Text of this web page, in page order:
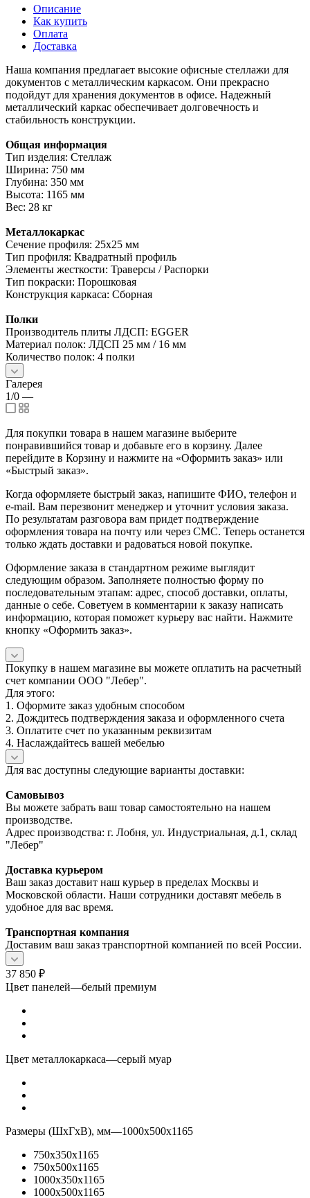
Описание
Как купить
Оплата
Доставка
Наша компания предлагает высокие офисные стеллажи для
документов с металлическим каркасом. Они прекрасно
подойдут для хранения документов в офисе. Надежный
металлический каркас обеспечивает долговечность и
стабильность конструкции.
Общая информация
Тип изделия: Стеллаж
Ширина: 750 мм
Глубина: 350 мм
Высота: 1165 мм
Вес: 28 кг
Металлокаркас
Сечение профиля: 25х25 мм
Тип профиля: Квадратный профиль
Элементы жесткости: Траверсы / Распорки
Тип покраски: Порошковая
Конструкция каркаса: Сборная
Полки
Производитель плиты ЛДСП: EGGER
Материал полок: ЛДСП 25 мм / 16 мм
Количество полок: 4 полки
Галерея
1/0 —
Для покупки товара в нашем магазине выберите
понравившийся товар и добавьте его в корзину. Далее
перейдите в Корзину и нажмите на «Оформить заказ» или
«Быстрый заказ».
Когда оформляете быстрый заказ, напишите ФИО, телефон и
e-mail. Вам перезвонит менеджер и уточнит условия заказа.
По результатам разговора вам придет подтверждение
оформления товара на почту или через СМС. Теперь останется
только ждать доставки и радоваться новой покупке.
Оформление заказа в стандартном режиме выглядит
следующим образом. Заполняете полностью форму по
последовательным этапам: адрес, способ доставки, оплаты,
данные о себе. Советуем в комментарии к заказу написать
информацию, которая поможет курьеру вас найти. Нажмите
кнопку «Оформить заказ».
Покупку в нашем магазине вы можете оплатить на расчетный
счет компании ООО "Лебер".
Для этого:
1. Оформите заказ удобным способом
2. Дождитесь подтверждения заказа и оформленного счета
3. Оплатите счет по указанным реквизитам
4. Наслаждайтесь вашей мебелью
Для вас доступны следующие варианты доставки:
Самовывоз
Вы можете забрать ваш товар самостоятельно на нашем
производстве.
Адрес производства: г. Лобня, ул. Индустриальная, д.1, склад
"Лебер"
Доставка курьером
Ваш заказ доставит наш курьер в пределах Москвы и
Московской области. Наши сотрудники доставят мебель в
удобное для вас время.
Транспортная компания
Доставим ваш заказ транспортной компанией по всей России.
37 850 ₽
Цвет панелей—белый премиум
Цвет металлокаркаса—серый муар
Размеры (ШхГхВ), мм—1000x500x1165
750x350x1165
750x500x1165
1000x350x1165
1000x500x1165